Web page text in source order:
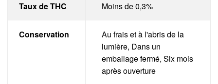
Taux de THC Moins de 0,3%
Conservation
Au frais et à l'abris de la
lumière, Dans un
emballage fermé, Six mois
après ouverture